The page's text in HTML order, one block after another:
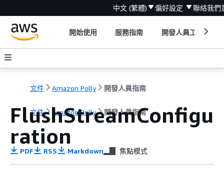
中文 (繁體) 偏好設定 聯絡我們
開始使用 服務指南 開發人員工具
文件 Amazon Polly 開發人員指南
文件 Amazon Polly 開發人員指南
FlushStreamConfigu
ration
PDF RSS Markdown 焦點模式